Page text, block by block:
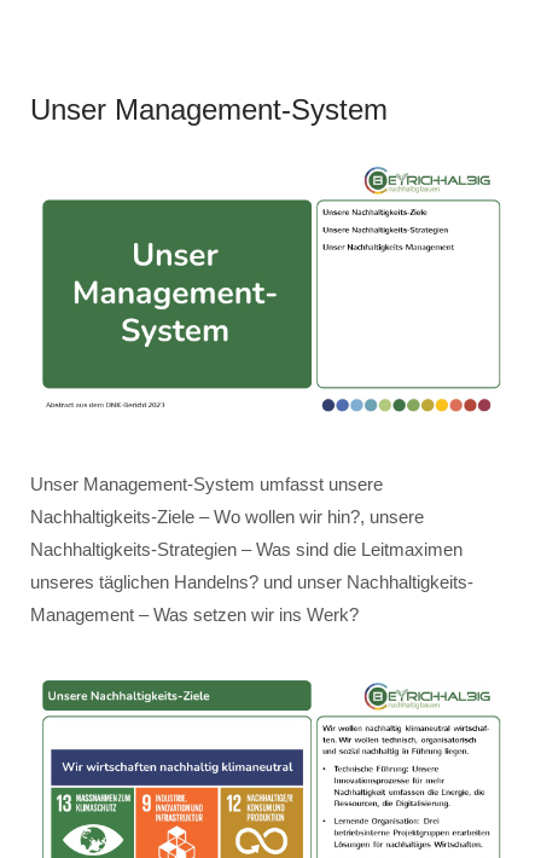
Unser Management-System
Unser Management-System umfasst unsere
Nachhaltigkeits-Ziele – Wo wollen wir hin?, unsere
Nachhaltigkeits-Strategien – Was sind die Leitmaximen
unseres täglichen Handelns? und unser Nachhaltigkeits-
Management – Was setzen wir ins Werk?